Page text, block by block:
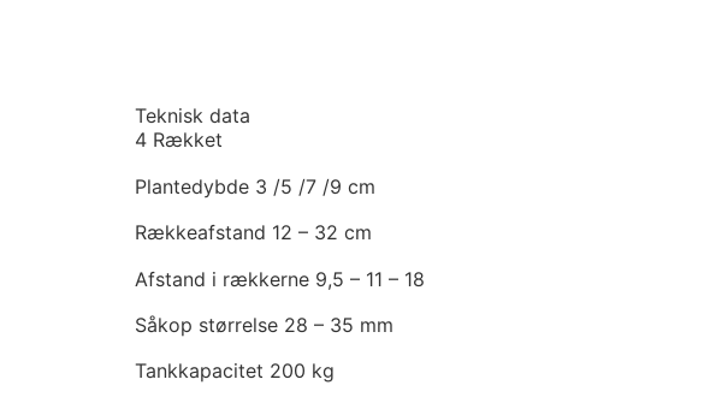
Teknisk data
4 Rækket
Plantedybde 3 /5 /7 /9 cm
Rækkeafstand 12 – 32 cm
Afstand i rækkerne 9,5 – 11 – 18
Såkop størrelse 28 – 35 mm
Tankkapacitet 200 kg